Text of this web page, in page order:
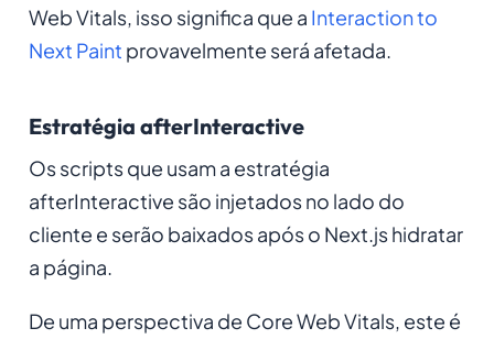
Web Vitals, isso significa que a Interaction to
Next Paint provavelmente será afetada.
Estratégia afterInteractive
Os scripts que usam a estratégia
afterInteractive são injetados no lado do
cliente e serão baixados após o Next.js hidratar
a página.
De uma perspectiva de Core Web Vitals, este é